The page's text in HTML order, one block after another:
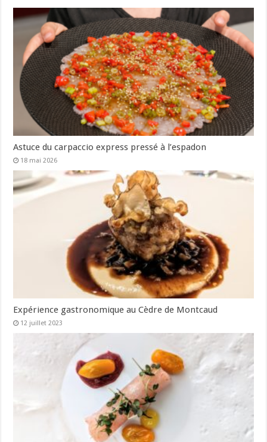
Astuce du carpaccio express pressé à l’espadon
18 mai 2026
Expérience gastronomique au Cèdre de Montcaud
12 juillet 2023